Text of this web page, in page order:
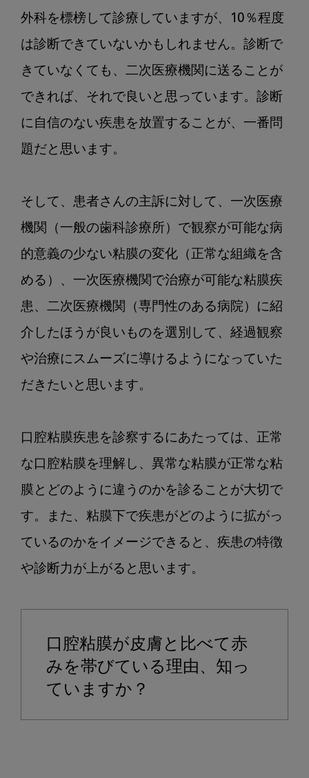
口
腔
膜
疾
患、
切
断
と
明
で
ま
す
外科を標榜して診療していますが、10％程度
は診断できていないかもしれません。診断で
きていなくても、二次医療機関に送ることが
できれば、それで良いと思っています。診断
に自信のない疾患を放置することが、一番問
題だと思います。
そして、患者さんの主訴に対して、一次医療
機関（一般の歯科診療所）で観察が可能な病
的意義の少ない粘膜の変化（正常な組織を含
める）、一次医療機関で治療が可能な粘膜疾
患、二次医療機関（専門性のある病院）に紹
介したほうが良いものを選別して、経過観察
や治療にスムーズに導けるようになっていた
だきたいと思います。
口腔粘膜疾患を診察するにあたっては、正常
な口腔粘膜を理解し、異常な粘膜が正常な粘
膜とどのように違うのかを診ることが大切で
す。また、粘膜下で疾患がどのように拡がっ
ているのかをイメージできると、疾患の特徴
や診断力が上がると思います。
口腔粘膜が皮膚と比べて赤
みを帯びている理由、知っ
ていますか？